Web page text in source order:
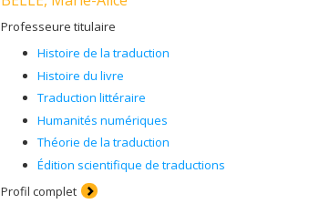
Professeure titulaire
Histoire de la traduction
Histoire du livre
Traduction littéraire
Humanités numériques
Théorie de la traduction
Édition scientifique de traductions
Profil complet